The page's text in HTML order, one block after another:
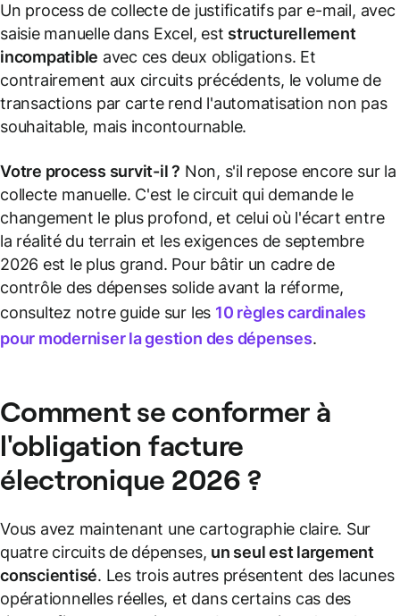
Un process de collecte de justificatifs par e-mail, avec
saisie manuelle dans Excel, est structurellement
incompatible avec ces deux obligations. Et
contrairement aux circuits précédents, le volume de
transactions par carte rend l'automatisation non pas
souhaitable, mais incontournable.
Votre process survit-il ? Non, s'il repose encore sur la
collecte manuelle. C'est le circuit qui demande le
changement le plus profond, et celui où l'écart entre
la réalité du terrain et les exigences de septembre
2026 est le plus grand. Pour bâtir un cadre de
contrôle des dépenses solide avant la réforme,
consultez notre guide sur les 10 règles cardinales
pour moderniser la gestion des dépenses.
Comment se conformer à
l'obligation facture
électronique 2026 ?
Vous avez maintenant une cartographie claire. Sur
quatre circuits de dépenses, un seul est largement
conscientisé. Les trois autres présentent des lacunes
opérationnelles réelles, et dans certains cas des